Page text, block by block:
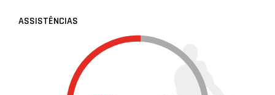
ASSISTÊNCIAS